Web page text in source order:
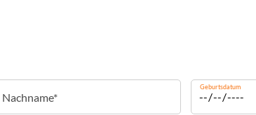
Geburtsdatum